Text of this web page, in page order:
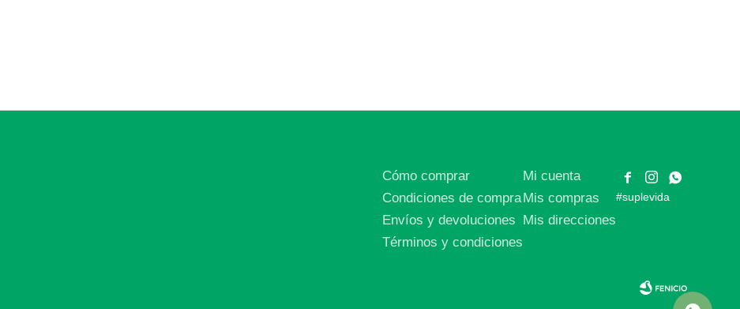
Cómo comprar
Condiciones de compra
Envíos y devoluciones
Términos y condiciones
Mi cuenta
Mis compras
Mis direcciones
 

#suplevida